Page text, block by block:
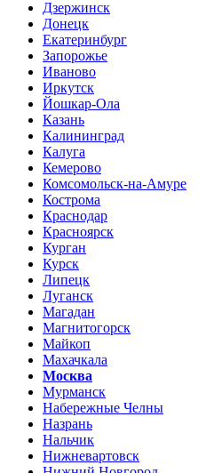
Дзержинск
Донецк
Екатеринбург
Запорожье
Иваново
Иркутск
Йошкар-Ола
Казань
Калининград
Калуга
Кемерово
Комсомольск-на-Амуре
Кострома
Краснодар
Красноярск
Курган
Курск
Липецк
Луганск
Магадан
Магнитогорск
Майкоп
Махачкала
Москва
Мурманск
Набережные Челны
Назрань
Нальчик
Нижневартовск